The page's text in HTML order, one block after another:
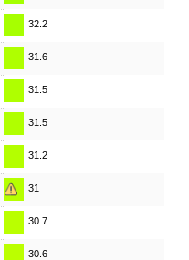
32.2
31.6
31.5
31.5
31.2
31
30.7
30.6